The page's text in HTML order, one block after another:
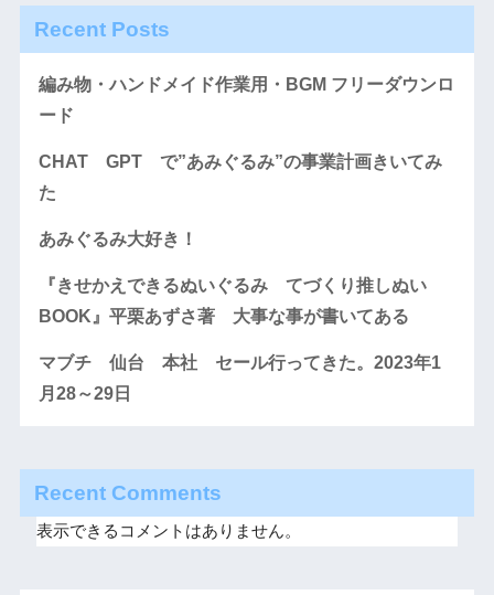
Recent Posts
編み物・ハンドメイド作業用・BGM フリーダウンロ
ード
CHAT GPT で”あみぐるみ”の事業計画きいてみ
た
あみぐるみ大好き！
『きせかえできるぬいぐるみ てづくり推しぬい
BOOK』平栗あずさ著 大事な事が書いてある
マブチ 仙台 本社 セール行ってきた。2023年1
月28～29日
Recent Comments
表示できるコメントはありません。